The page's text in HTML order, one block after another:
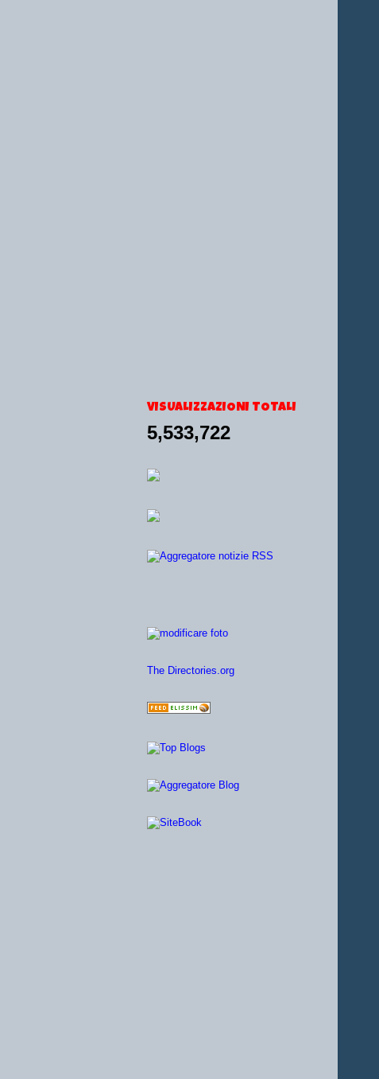
VISUALIZZAZIONI TOTALI
5,533,722
The Directories.org